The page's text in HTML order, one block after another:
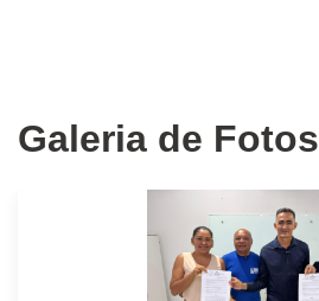
Galeria de Fotos